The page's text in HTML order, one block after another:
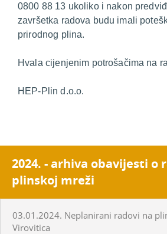
0800 88 13 ukoliko i nakon
završetka radova budu imali
prirodnog plina.
Hvala cijenjenim potrošačima na
HEP-Plin d.o.o.
2024. - arhiva obavijesti o
plinskoj mreži
03.01.2024. Neplanirani radovi na
Virovitica